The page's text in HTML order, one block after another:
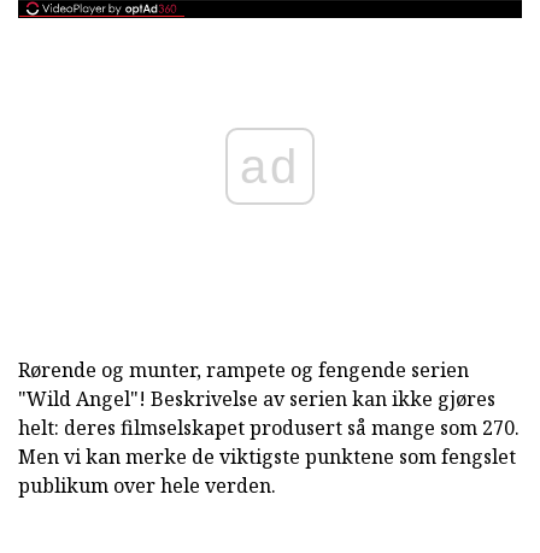
ad
Rørende og munter, rampete og fengende serien
"Wild Angel"! Beskrivelse av serien kan ikke gjøres
helt: deres filmselskapet produsert så mange som 270.
Men vi kan merke de viktigste punktene som fengslet
publikum over hele verden.